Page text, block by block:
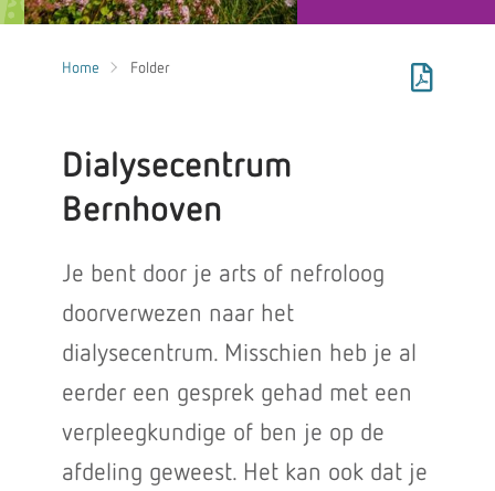
Home Folder
Dialysecentrum
Bernhoven
Je bent door je arts of nefroloog
doorverwezen naar het
dialysecentrum. Misschien heb je al
eerder een gesprek gehad met een
verpleegkundige of ben je op de
afdeling geweest. Het kan ook dat je